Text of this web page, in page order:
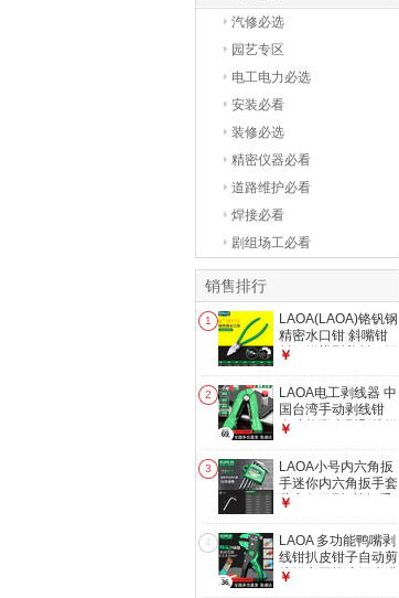
汽修必选
园艺专区
电工电力必选
安装必看
装修必选
精密仪器必看
道路维护必看
焊接必看
剧组场工必看
销售排行
1
LAOA(LAOA)铬钒钢
精密水口钳 斜嘴钳
斜口钳模型剪斜口钳
钢水口钳 LA111256
￥
2
LAOA电工剥线器 中
国台湾手动剥线钳
多功能掌上型剥线钳
LA815826剥线钳
0.8-2.6mm
￥
3
LAOA小号内六角扳
手迷你内六角扳手套
装六角微型6棱扳手
迷你7件套0.7-3mm
￥
4
LAOA 多功能鸭嘴剥
线钳扒皮钳子自动剪
线钳电工拔皮钳鹰嘴
￥